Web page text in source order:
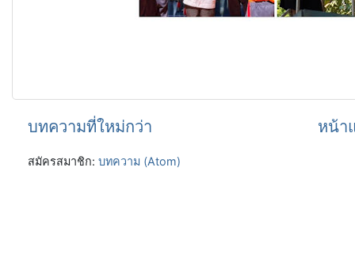
บทความที่ใหม่กว่า หน้า
สมัครสมาชิก: บทความ (Atom)